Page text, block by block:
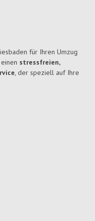
für Ihren Umzug
stressfreien,
, der speziell auf Ihre